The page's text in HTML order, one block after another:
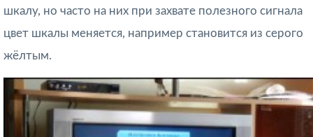
шкалу, но часто на них при захвате полезного сигнала
цвет шкалы меняется, например становится из серого
жёлтым.